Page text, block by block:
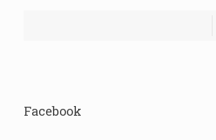
Facebook